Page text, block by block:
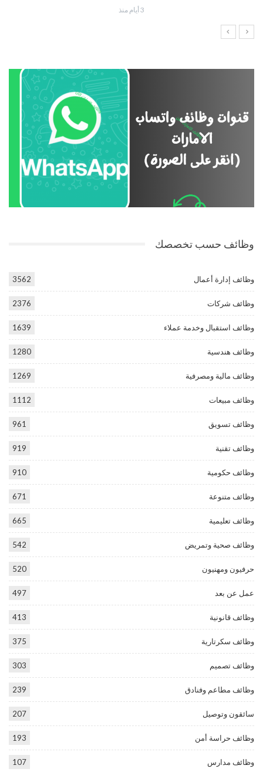
3 أيام منذ
وظائف حسب تخصصك
وظائف إدارة أعمال 3562
وظائف شركات 2376
وظائف استقبال وخدمة عملاء 1639
وظائف هندسية 1280
وظائف مالية ومصرفية 1269
وظائف مبيعات 1112
وظائف تسويق 961
وظائف تقنية 919
وظائف حكومية 910
وظائف متنوعة 671
وظائف تعليمية 665
وظائف صحية وتمريض 542
حرفيون ومهنيون 520
عمل عن بعد 497
وظائف قانونية 413
وظائف سكرتارية 375
وظائف تصميم 303
وظائف مطاعم وفنادق 239
سائقون وتوصيل 207
وظائف حراسة أمن 193
وظائف مدارس 107